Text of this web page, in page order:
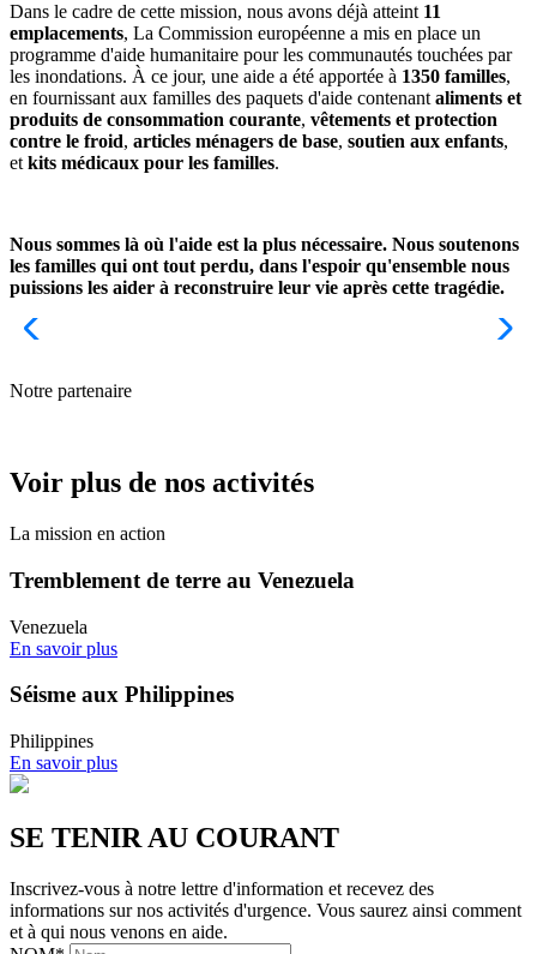
Dans le cadre de cette mission, nous avons déjà atteint 11
emplacements, La Commission européenne a mis en place un
programme d'aide humanitaire pour les communautés touchées par
les inondations. À ce jour, une aide a été apportée à 1350 familles,
en fournissant aux familles des paquets d'aide contenant aliments et
produits de consommation courante, vêtements et protection
contre le froid, articles ménagers de base, soutien aux enfants,
et kits médicaux pour les familles.
Nous sommes là où l'aide est la plus nécessaire. Nous soutenons
les familles qui ont tout perdu, dans l'espoir qu'ensemble nous
puissions les aider à reconstruire leur vie après cette tragédie.
Notre partenaire
Voir plus de nos activités
La mission en action
Tremblement de terre au Venezuela
Venezuela
En savoir plus
Séisme aux Philippines
Philippines
En savoir plus
SE TENIR AU COURANT
Inscrivez-vous à notre lettre d'information et recevez des
informations sur nos activités d'urgence. Vous saurez ainsi comment
et à qui nous venons en aide.